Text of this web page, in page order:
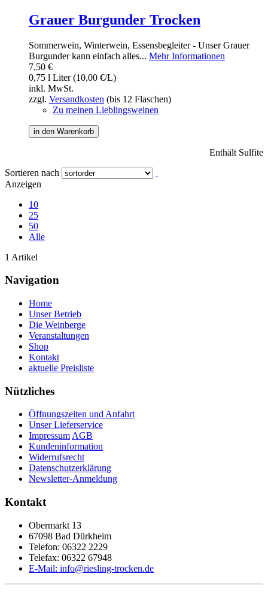
Grauer Burgunder Trocken
Sommerwein, Winterwein, Essensbegleiter - Unser Grauer
Burgunder kann einfach alles... Mehr Informationen
7,50 €
0,75 l Liter (10,00 €/L)
inkl. MwSt.
zzgl. Versandkosten (bis 12 Flaschen)
Zu meinen Lieblingsweinen
in den Warenkorb
Enthält Sulfite
Sortieren nach
Anzeigen
10
25
50
Alle
1 Artikel
Navigation
Home
Unser Betrieb
Die Weinberge
Veranstaltungen
Shop
Kontakt
aktuelle Preisliste
Nützliches
Öffnungszeiten und Anfahrt
Unser Lieferservice
Impressum AGB
Kundeninformation
Widerrufsrecht
Datenschutzerklärung
Newsletter-Anmeldung
Kontakt
Obermarkt 13
67098 Bad Dürkheim
Telefon: 06322 2229
Telefax: 06322 67948
E-Mail: info@riesling-trocken.de